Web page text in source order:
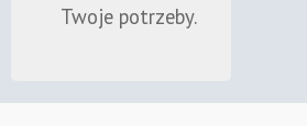
Twoje potrzeby.